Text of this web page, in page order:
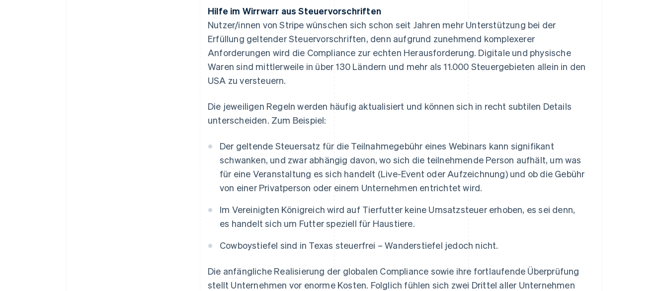
Hilfe im Wirrwarr aus Steuervorschriften
Nutzer/innen von Stripe wünschen sich schon seit Jahren mehr Unterstützung bei der
Erfüllung geltender Steuervorschriften, denn aufgrund zunehmend komplexerer
Anforderungen wird die Compliance zur echten Herausforderung. Digitale und physische
Waren sind mittlerweile in über 130 Ländern und mehr als 11.000 Steuergebieten allein in den
USA zu versteuern.
Die jeweiligen Regeln werden häufig aktualisiert und können sich in recht subtilen Details
unterscheiden. Zum Beispiel:
Der geltende Steuersatz für die Teilnahmegebühr eines Webinars kann signifikant
schwanken, und zwar abhängig davon, wo sich die teilnehmende Person aufhält, um was
für eine Veranstaltung es sich handelt (Live-Event oder Aufzeichnung) und ob die Gebühr
von einer Privatperson oder einem Unternehmen entrichtet wird.
Im Vereinigten Königreich wird auf Tierfutter keine Umsatzsteuer erhoben, es sei denn,
es handelt sich um Futter speziell für Haustiere.
Cowboystiefel sind in Texas steuerfrei – Wanderstiefel jedoch nicht.
Die anfängliche Realisierung der globalen Compliance sowie ihre fortlaufende Überprüfung
stellt Unternehmen vor enorme Kosten. Folglich fühlen sich zwei Drittel aller Unternehmen